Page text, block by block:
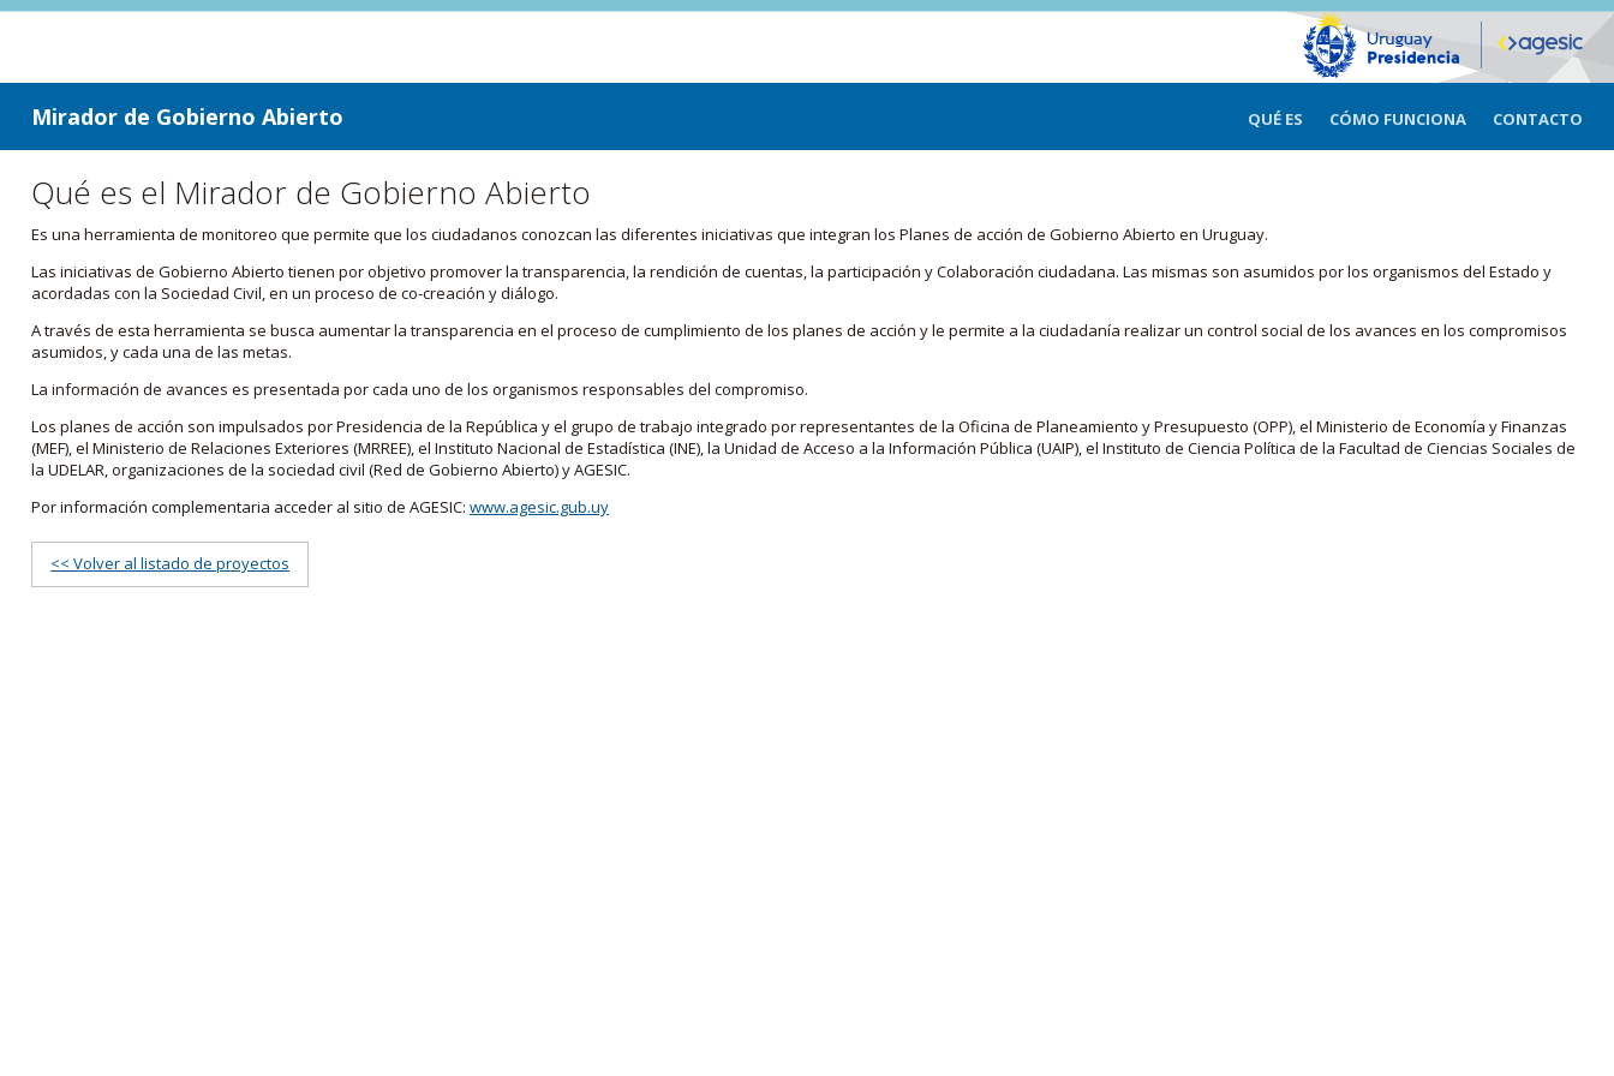
ir a contenido
ir al menú
Mirador de Gobierno Abierto QUÉ ES CÓMO FUNCIONA CONTACTO
Qué es el Mirador de Gobierno Abierto
Es una herramienta de monitoreo que permite que los ciudadanos conozcan las diferentes iniciativas que integran los Planes de acción de Gobierno Abierto en Uruguay.
Las iniciativas de Gobierno Abierto tienen por objetivo promover la transparencia, la rendición de cuentas, la participación y Colaboración ciudadana. Las mismas son asumidos por los organismos del Estado y
acordadas con la Sociedad Civil, en un proceso de co-creación y diálogo.
A través de esta herramienta se busca aumentar la transparencia en el proceso de cumplimiento de los planes de acción y le permite a la ciudadanía realizar un control social de los avances en los compromisos
asumidos, y cada una de las metas.
La información de avances es presentada por cada uno de los organismos responsables del compromiso.
Los planes de acción son impulsados por Presidencia de la República y el grupo de trabajo integrado por representantes de la Oficina de Planeamiento y Presupuesto (OPP), el Ministerio de Economía y Finanzas
(MEF), el Ministerio de Relaciones Exteriores (MRREE), el Instituto Nacional de Estadística (INE), la Unidad de Acceso a la Información Pública (UAIP), el Instituto de Ciencia Política de la Facultad de Ciencias Sociales de
la UDELAR, organizaciones de la sociedad civil (Red de Gobierno Abierto) y AGESIC.
Por información complementaria acceder al sitio de AGESIC: www.agesic.gub.uy
<< Volver al listado de proyectos